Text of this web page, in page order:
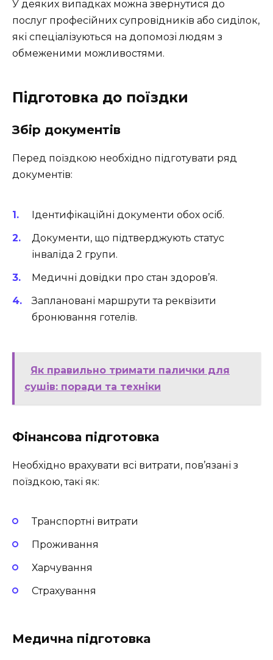
У деяких випадках можна звернутися до
послуг професійних супровідників або сиділок,
які спеціалізуються на допомозі людям з
обмеженими можливостями.
Підготовка до поїздки
Збір документів
Перед поїздкою необхідно підготувати ряд
документів:
Ідентифікаційні документи обох осіб.
Документи, що підтверджують статус
інваліда 2 групи.
Медичні довідки про стан здоров’я.
Заплановані маршрути та реквізити
бронювання готелів.
Як правильно тримати палички для
сушів: поради та техніки
Фінансова підготовка
Необхідно врахувати всі витрати, пов’язані з
поїздкою, такі як:
Транспортні витрати
Проживання
Харчування
Страхування
Медична підготовка